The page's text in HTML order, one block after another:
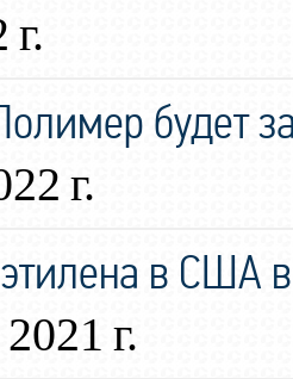
будет
г.
в США
г.